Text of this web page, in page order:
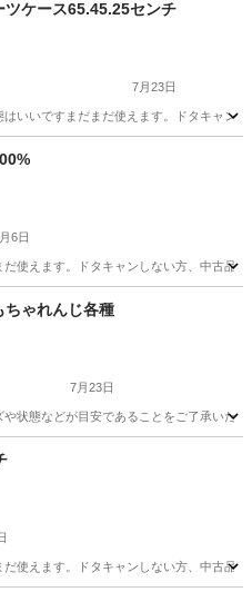
ツケース65.45.25センチ
7月23日
いいですまだまだ使えます。ドタキャン
6日
使えます。ドタキャンしない方、中古品
ポイント
ちゃれんじ各種
7月23日
や状態などが目安であることをご了承いた
使えます。ドタキャンしない方、中古品